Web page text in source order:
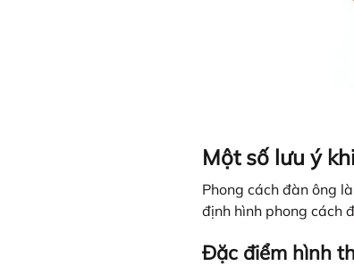
Một số lưu ý
Phong cách đàn ông
định hình phong cách
Đặc điểm hình